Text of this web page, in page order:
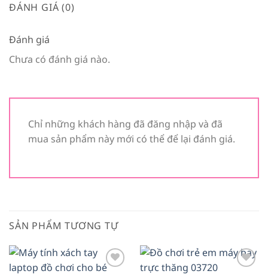
ĐÁNH GIÁ (0)
Đánh giá
Chưa có đánh giá nào.
Chỉ những khách hàng đã đăng nhập và đã
mua sản phẩm này mới có thể để lại đánh giá.
SẢN PHẨM TƯƠNG TỰ